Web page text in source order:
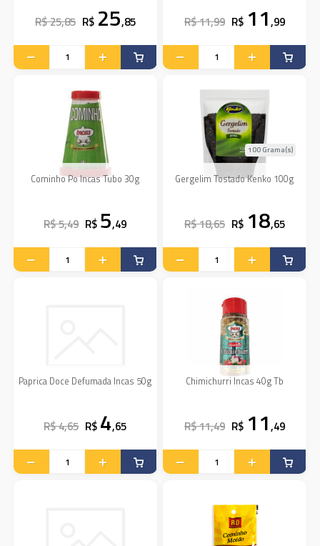
R$ 25,85 R$ 25,85 R$ 11,99 R$ 11,99
Cominho Po Incas Tubo 30g
R$ 5,49 R$ 5,49
Gergelim Tostado Kenko 100g
100 Grama(s)
R$ 18,65 R$ 18,65
Paprica Doce Defumada Incas 50g
R$ 4,65 R$ 4,65
Chimichurri Incas 40g Tb
R$ 11,49 R$ 11,49